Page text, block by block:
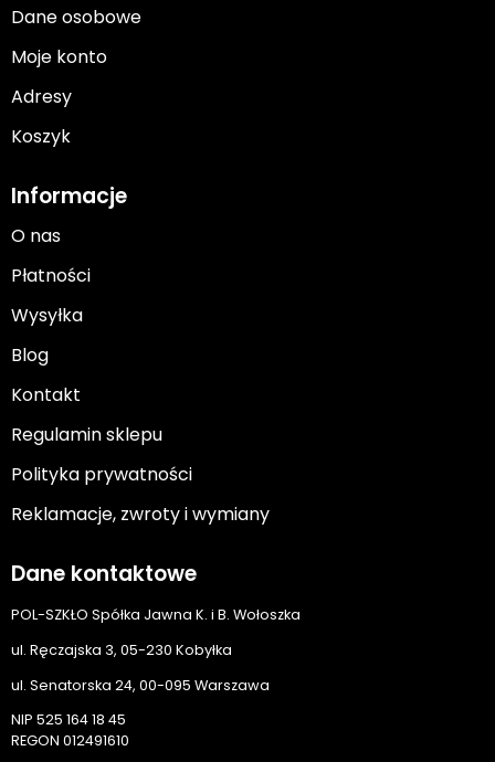
Dane osobowe
Moje konto
Adresy
Koszyk
Informacje
O nas
Płatności
Wysyłka
Blog
Kontakt
Regulamin sklepu
Polityka prywatności
Reklamacje, zwroty i wymiany
Dane kontaktowe
POL-SZKŁO Spółka Jawna K. i B. Wołoszka
ul. Ręczajska 3, 05-230 Kobyłka
ul. Senatorska 24, 00-095 Warszawa
NIP 525 164 18 45
REGON 012491610